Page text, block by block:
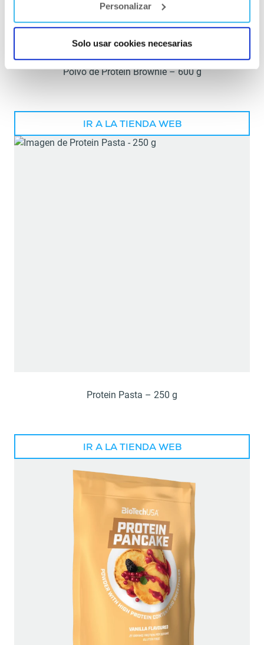
Personalizar
Solo usar cookies necesarias
Polvo de Protein Brownie – 600 g
IR A LA TIENDA WEB
Protein Pasta – 250 g
IR A LA TIENDA WEB